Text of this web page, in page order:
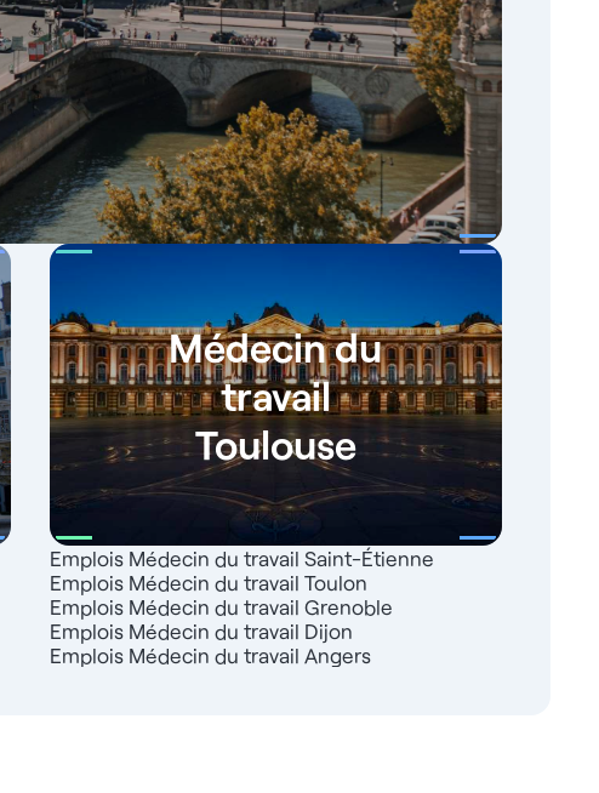
Médecin du
travail
Toulouse
Emplois Médecin du travail Saint-Étienne
Emplois Médecin du travail Toulon
Emplois Médecin du travail Grenoble
Emplois Médecin du travail Dijon
Emplois Médecin du travail Angers